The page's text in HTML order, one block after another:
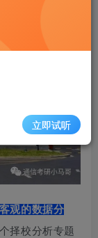
观的数据分
择校分析专题
立即试听